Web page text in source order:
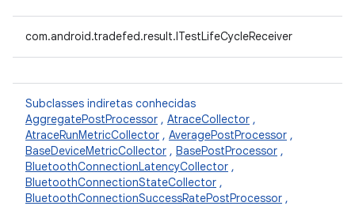
com.android.tradefed.result.ITestLifeCycleReceiver
Subclasses indiretas conhecidas
AggregatePostProcessor , AtraceCollector ,
AtraceRunMetricCollector , AveragePostProcessor ,
BaseDeviceMetricCollector , BasePostProcessor ,
BluetoothConnectionLatencyCollector ,
BluetoothConnectionStateCollector ,
BluetoothConnectionSuccessRatePostProcessor ,